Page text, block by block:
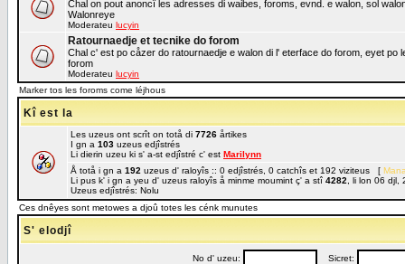
Chal on pout anoncî les adresses di waibes, foroms, evnd. e walon, sol
Walonreye
Moderateu lucyin
Ratournaedje et tecnike do forom
Chal c' est po cåzer do ratournaedje e walon di l' eterface do forom, eyet
forom
Moderateu lucyin
Marker tos les foroms come léjhous
Kî est la
Les uzeus ont scrît on totå di 7726 årtikes
I gn a 103 uzeus edjîstrés
Li dierin uzeu ki s' a-st edjîstré c' est Marilynn
Å totå i gn a 192 uzeus d' raloyîs :: 0 edjîstrés, 0 catchîs et 192 viziteus [
Li pus k' i gn a yeu d' uzeus raloyîs å minme moumint ç' a stî 4282 , li lon 06
Uzeus edjîstrés: Nolu
Ces dnêyes sont metowes a djoû totes les cénk munutes
S' elodjî
No d' uzeu: Sicret: